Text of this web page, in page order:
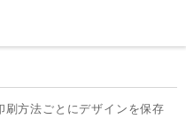
方法ごとにデザインを保存